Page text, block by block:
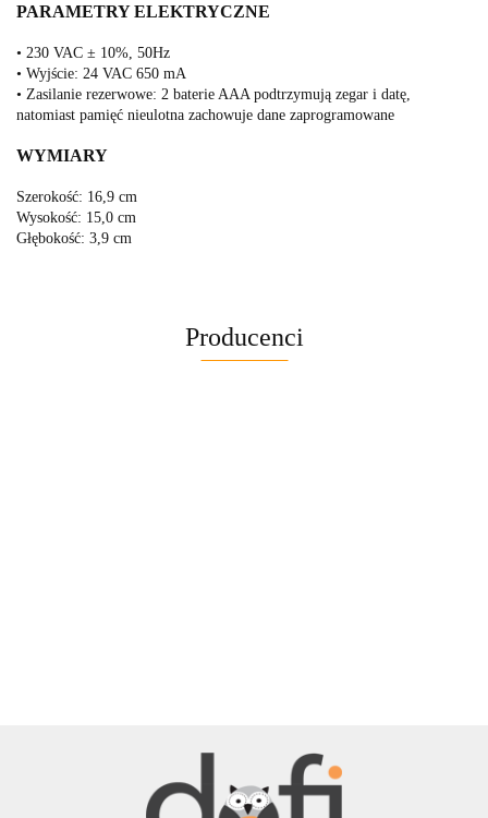
PARAMETRY ELEKTRYCZNE
• 230 VAC ± 10%, 50Hz
• Wyjście: 24 VAC 650 mA
• Zasilanie rezerwowe: 2 baterie AAA podtrzymują zegar i datę,
natomiast pamięć nieulotna zachowuje dane zaprogramowane
WYMIARY
Szerokość: 16,9 cm
Wysokość: 15,0 cm
Głębokość: 3,9 cm
Producenci